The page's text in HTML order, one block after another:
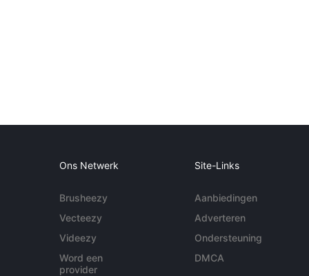
Ons Netwerk
Brusheezy
Vecteezy
Videezy
Word een
provider
Site-Links
Aanbiedingen
Adverteren
Ondersteuning
DMCA